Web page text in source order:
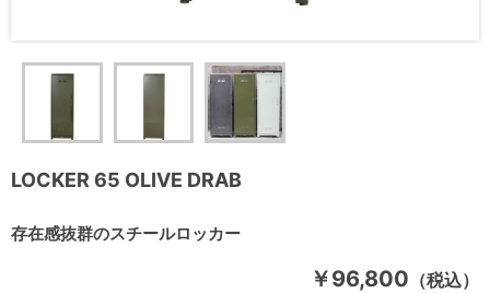
LOCKER 65 OLIVE DRAB
存在感抜群のスチールロッカー
￥96,800 （税込）